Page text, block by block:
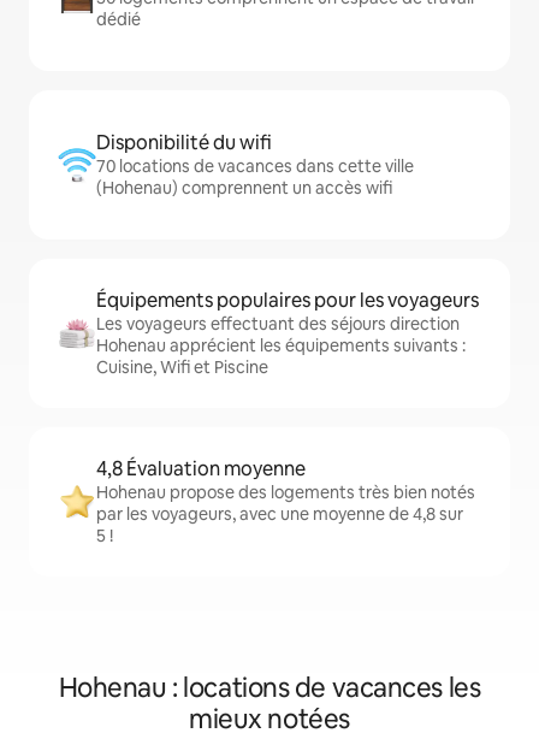
dédié
Disponibilité du wifi
70 locations de vacances dans cette ville
(Hohenau) comprennent un accès wifi
Équipements populaires pour les voyageurs
Les voyageurs effectuant des séjours direction
Hohenau apprécient les équipements suivants :
Cuisine, Wifi et Piscine
4,8 Évaluation moyenne
Hohenau propose des logements très bien notés
par les voyageurs, avec une moyenne de 4,8 sur
5 !
Hohenau : locations de vacances les
mieux notées